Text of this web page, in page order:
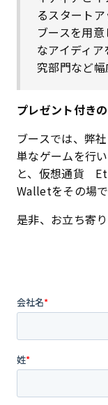
るスタート
ブースを用
なアイディ
究部門など幅
プレゼント付き
ブースでは、弊
単なゲームを行
と、仮想通貨
Walletをその場
是非、お立ち寄